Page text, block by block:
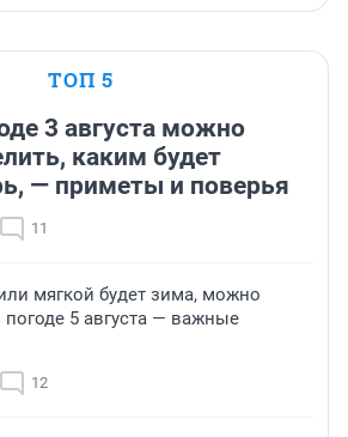
ТОП 5
3 августа можно
каким будет
— приметы и поверья
11
мягкой будет зима, можно
погоде 5 августа — важные
12